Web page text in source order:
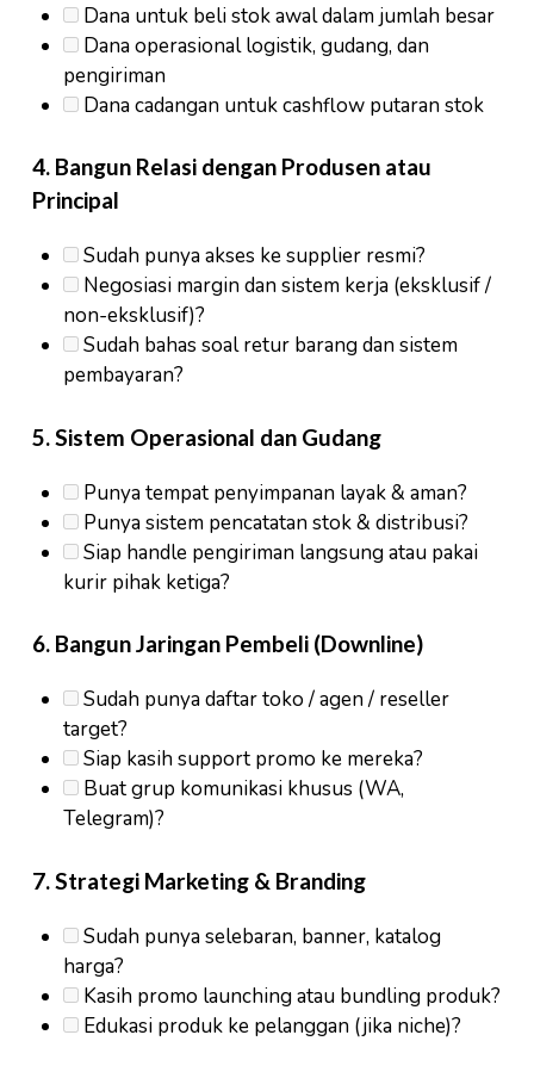
Dana untuk beli stok awal dalam jumlah besar
Dana operasional logistik, gudang, dan
pengiriman
Dana cadangan untuk cashflow putaran stok
4. Bangun Relasi dengan Produsen atau
Principal
Sudah punya akses ke supplier resmi?
Negosiasi margin dan sistem kerja (eksklusif /
non-eksklusif)?
Sudah bahas soal retur barang dan sistem
pembayaran?
5. Sistem Operasional dan Gudang
Punya tempat penyimpanan layak & aman?
Punya sistem pencatatan stok & distribusi?
Siap handle pengiriman langsung atau pakai
kurir pihak ketiga?
6. Bangun Jaringan Pembeli (Downline)
Sudah punya daftar toko / agen / reseller
target?
Siap kasih support promo ke mereka?
Buat grup komunikasi khusus (WA,
Telegram)?
7. Strategi Marketing & Branding
Sudah punya selebaran, banner, katalog
harga?
Kasih promo launching atau bundling produk?
Edukasi produk ke pelanggan (jika niche)?